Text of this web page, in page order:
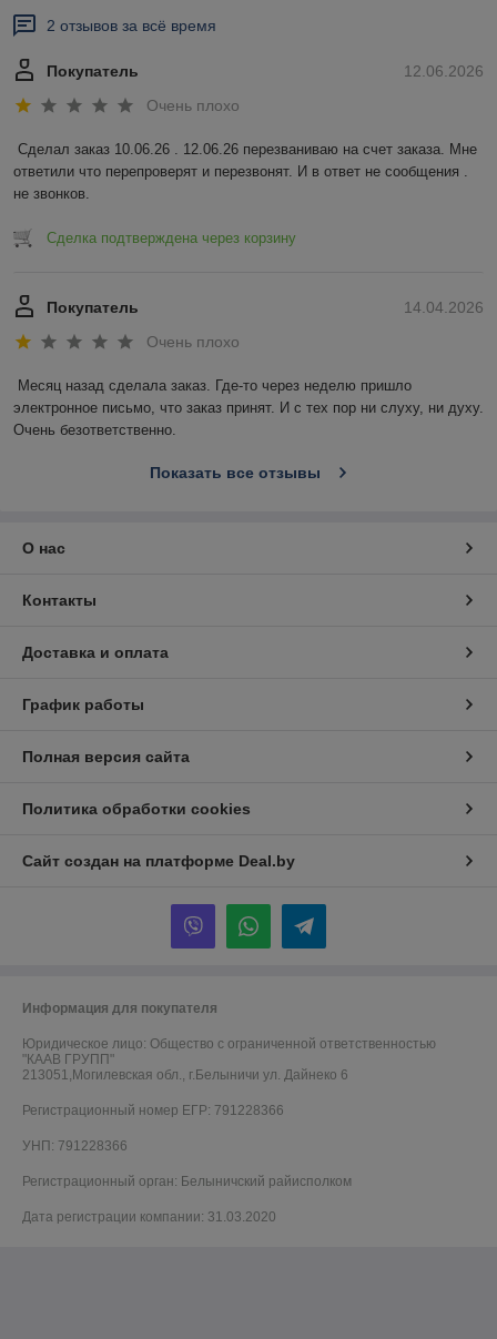
2 отзывов за всё время
12.06.2026
Покупатель
Очень плохо
Сделал заказ 10.06.26 . 12.06.26 перезваниваю на счет заказа. Мне
ответили что перепроверят и перезвонят. И в ответ не сообщения .
не звонков.
Сделка подтверждена через корзину
14.04.2026
Покупатель
Очень плохо
Месяц назад сделала заказ. Где-то через неделю пришло
электронное письмо, что заказ принят. И с тех пор ни слуху, ни духу.
Очень безответственно.
Показать все отзывы
О нас
Контакты
Доставка и оплата
График работы
Полная версия сайта
Политика обработки cookies
Сайт создан на платформе Deal.by
Информация для покупателя
Юридическое лицо: Общество с ограниченной ответственностью
"КААВ ГРУПП"
213051,Могилевская обл., г.Белыничи ул. Дайнеко 6
Регистрационный номер ЕГР: 791228366
УНП: 791228366
Регистрационный орган: Белыничский райисполком
Дата регистрации компании: 31.03.2020